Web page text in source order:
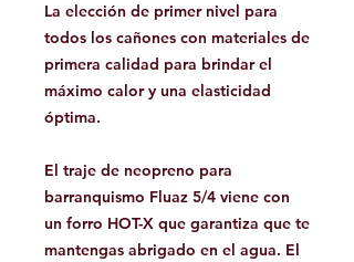
La elección de primer nivel para
todos los cañones con materiales de
primera calidad para brindar el
máximo calor y una elasticidad
óptima.
El traje de neopreno para
barranquismo Fluaz 5/4 viene con
un forro HOT-X que garantiza que te
mantengas abrigado en el agua. El